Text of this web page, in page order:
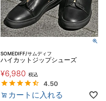
SOMEDIFF/サムディフ
ハイカットジップシューズ
¥6,980 税込
4.50
カートに入れる